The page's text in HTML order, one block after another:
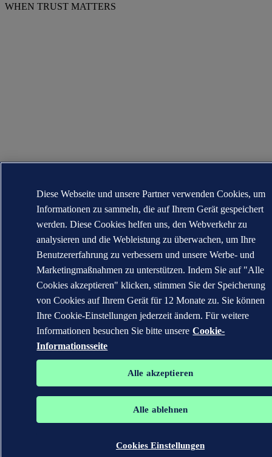
WHEN TRUST MATTERS
Diese Webseite und unsere Partner verwenden Cookies, um
Informationen zu sammeln, die auf Ihrem Gerät gespeichert
werden. Diese Cookies helfen uns, den Webverkehr zu
analysieren und die Webleistung zu überwachen, um Ihre
Benutzererfahrung zu verbessern und unsere Werbe- und
Marketingmaßnahmen zu unterstützen. Indem Sie auf "Alle
Cookies akzeptieren" klicken, stimmen Sie der Speicherung
von Cookies auf Ihrem Gerät für 12 Monate zu. Sie können
Ihre Cookie-Einstellungen jederzeit ändern. Für weitere
Informationen besuchen Sie bitte unsere Cookie-
Informationsseite
Alle akzeptieren
Alle ablehnen
Cookies Einstellungen